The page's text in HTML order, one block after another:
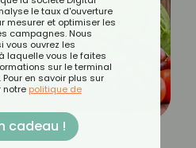
le taux d'ouverture
mesurer et optimiser les
campagnes. Nous
vous ouvrez les
laquelle vous le faites
sur le terminal
en savoir plus sur
notre politique de
cadeau !